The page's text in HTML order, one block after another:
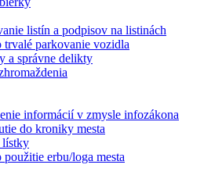
listín a podpisov na listinách
trvalé parkovanie vozidla
a správne delikty
informácií v zmysle infozákona
do kroniky mesta
lístky
erbu/loga mesta